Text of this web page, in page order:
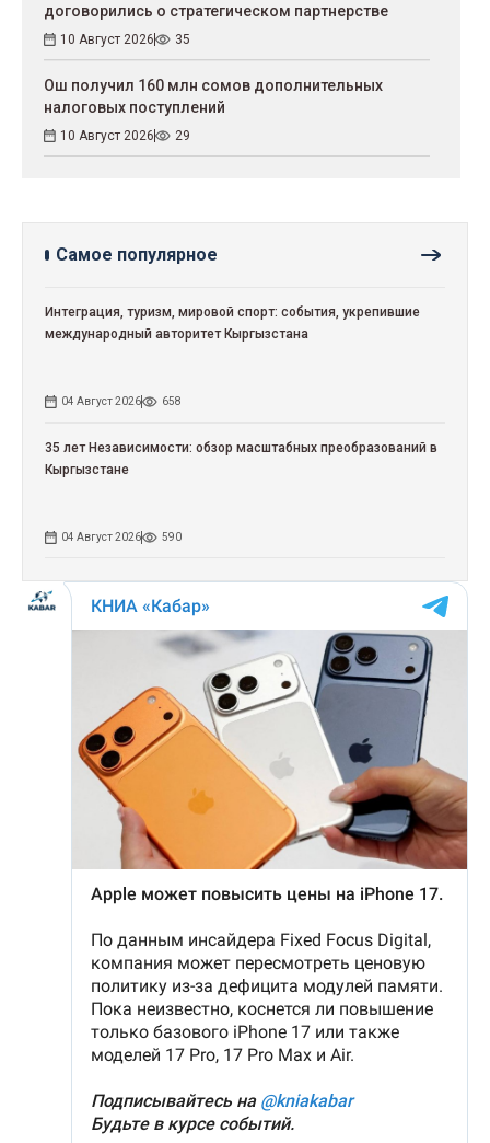
договорились о стратегическом партнерстве
10 Август 2026 35
Ош получил 160 млн сомов дополнительных
налоговых поступлений
10 Август 2026 29
Самое популярное
Интеграция, туризм, мировой спорт: события, укрепившие
международный авторитет Кыргызстана
04 Август 2026 658
35 лет Независимости: обзор масштабных преобразований в
Кыргызстане
04 Август 2026 590